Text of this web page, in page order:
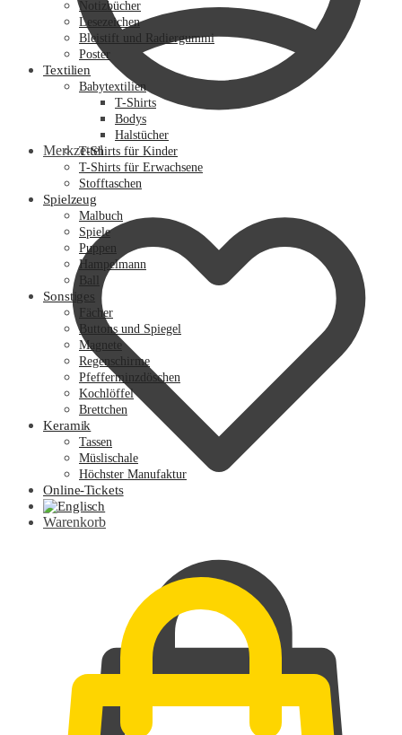
Merkzettel
Warenkorb
Notizbücher
Lesezeichen
Bleistift und Radiergummi
Poster
Textilien
Babytextilien
T-Shirts
Bodys
Halstücher
T-Shirts für Kinder
T-Shirts für Erwachsene
Stofftaschen
Spielzeug
Malbuch
Spiele
Puppen
Hampelmann
Ball
Sonstiges
Fächer
Buttons und Spiegel
Magnete
Regenschirme
Pfefferminzdöschen
Kochlöffel
Brettchen
Keramik
Tassen
Müslischale
Höchster Manufaktur
Online-Tickets